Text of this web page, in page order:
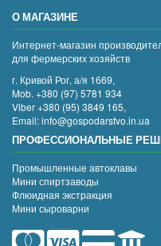
О МАГАЗИНЕ
Интернет-магазин
для фермерских хозяйств
г. Кривой Рог, а/я 1669,
Mob. +380 (97) 5781 934
Viber +380 (95) 3849 165,
Email: info@gospodarstvo.in.ua
ПРОФЕССИОНАЛЬНЫЕ
Промышленные автоклавы
Мини спиртзаводы
Флюидная экстракция
Мини сыроварни